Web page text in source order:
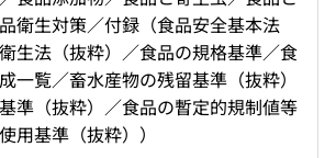
衛生対策／付録（食品安全基本法
衛生法（抜粋）／食品の規格基準／食
一覧／畜水産物の残留基準（抜粋）
準（抜粋）／食品の暫定的規制値等
用基準（抜粋））